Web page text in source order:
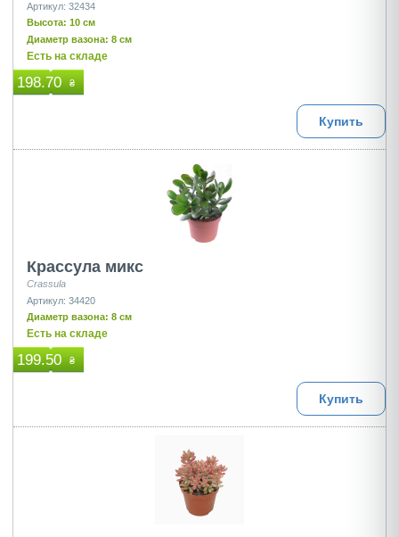
Артикул: 32434
Высота: 10 см
Диаметр вазона: 8 см
Есть на складе
198.70 ₴
Купить
Крассула микс
Crassula
Артикул: 34420
Диаметр вазона: 8 см
Есть на складе
199.50 ₴
Купить